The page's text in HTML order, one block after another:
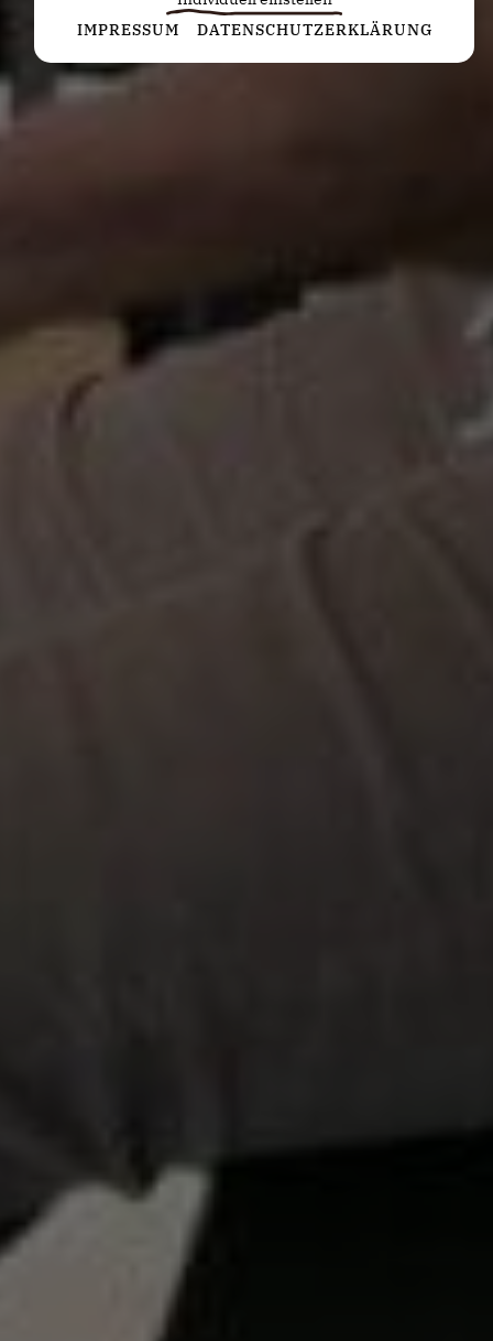
Statistiken
Diese Cookies erfassen anonyme Statistiken. Diese
Informationen helfen uns zu verstehen, wie wir
Werbung anzuzeigen. Sie tun dies, indem sie
Besucher über Websites hinweg verfolgen.
Google Tag Manager
IMPRESSUM DATENSCHUTZERKLÄRUNG